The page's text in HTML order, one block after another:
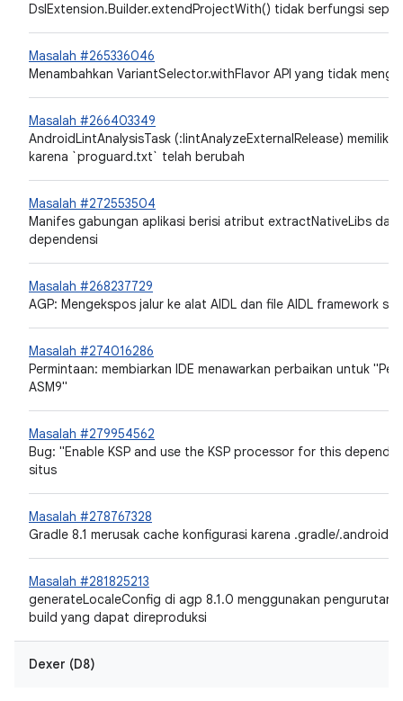
DslExtension.Builder.extendProjectWith() tidak berfungsi
Masalah #265336046
Menambahkan VariantSelector.withFlavor API yang tidak
Masalah #266403349
AndroidLintAnalysisTask (:lintAnalyzeExternalRelease)
karena `proguard.txt` telah berubah
Masalah #272553504
Manifes gabungan aplikasi berisi atribut extractNativeLibs dan
dependensi
Masalah #268237729
AGP: Mengekspos jalur ke alat AIDL dan file AIDL framework
Masalah #274016286
Permintaan: membiarkan IDE menawarkan perbaikan untuk
ASM9"
Masalah #279954562
Bug: "Enable KSP and use the KSP processor for this
situs
Masalah #278767328
Gradle 8.1 merusak cache konfigurasi karena .gradle/.android/
Masalah #281825213
generateLocaleConfig di agp 8.1.0 menggunakan pengurutan
build yang dapat direproduksi
Dexer (D8)